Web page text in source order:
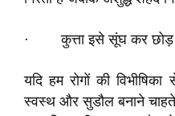
· कुत्ता इसे सूंघ कर छोड़
यदि हम रोगों की
स्वस्थ और सुडौल बनाने चाहते